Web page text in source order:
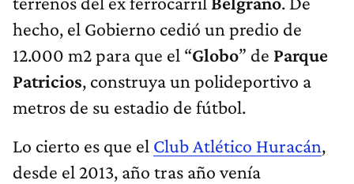
hecho, el Gobierno cedió un predio de
12.000 m2 para que el “Globo” de Parque
Patricios, construya un polideportivo a
metros de su estadio de fútbol.
Lo cierto es que el Club Atlético Huracán,
desde el 2013, año tras año venía